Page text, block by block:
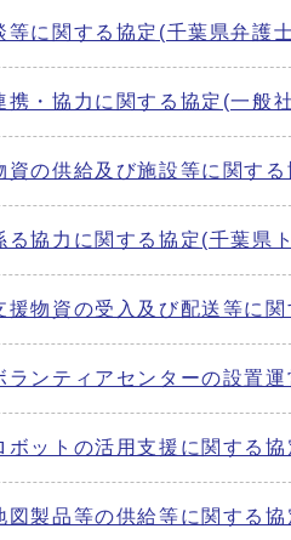
等に関する協定(千葉県弁護
携・協力に関する協定(一般
資の供給及び施設等に関す
る協力に関する協定(千葉県
援物資の受入及び配送等に
ランティアセンターの設置
ボットの活用支援に関する
図製品等の供給等に関する